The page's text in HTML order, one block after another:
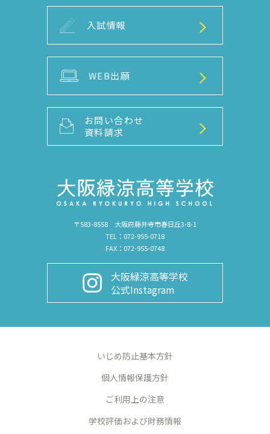
〒583-8558 大阪府藤井寺市春日丘3-8-1
TEL：072-955-0718
FAX：072-955-0748
大阪緑涼高等学校
公式Instagram
入試情報
WEB出願
お問い合わせ
資料請求
いじめ防止基本方針
個人情報保護方針
ご利用上の注意
学校評価および財務情報